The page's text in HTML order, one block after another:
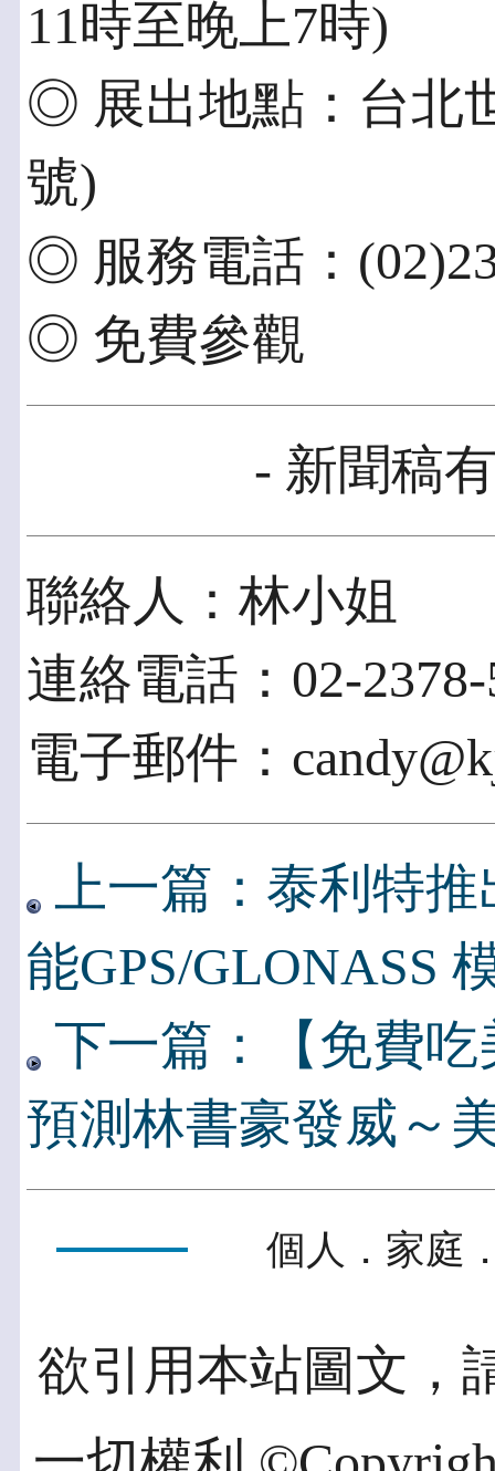
11時至晚上7時)
◎ 展出地點：台北
號)
◎ 服務電話：
◎ 免費參觀
- 新聞稿
聯絡人：林小姐
連絡電話：02-2378-
電子郵件：
上一篇：泰利特
能GPS/GLONASS
下一篇：【免費
預測林書豪發威～
個人．家庭
欲引用本站圖文，